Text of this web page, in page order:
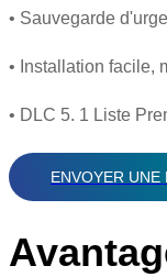
• Sauvegarde
• Installation facile,
• DLC 5. 1 Liste
ENVOYER